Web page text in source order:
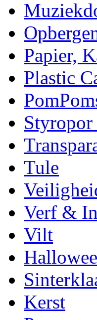
Papier,
Plastic
Tule
Verf &
Vilt
Kerst